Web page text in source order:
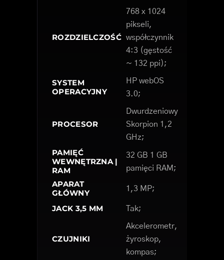
ROZDZIELCZOŚĆ
768 x 1024
pikseli,
współczynnik
4:3 (gęstość
~ 132 ppi);
SYSTEM
OPERACYJNY
HP webOS
3.0;
PROCESOR
Dwurdzeniowy
Skorpion 1,2
GHz;
PAMIĘĆ
WEWNĘTRZNA |
RAM
32 GB 1 GB
pamięci RAM;
APARAT
GŁÓWNY
1,3 MP;
JACK 3,5 MM Tak;
CZUJNIKI
Akcelerometr,
żyroskop,
kompas;